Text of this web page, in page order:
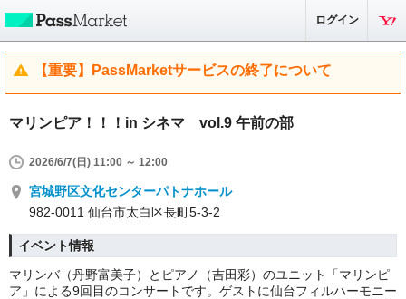
ログイン
【重要】PassMarketサービスの終了について
マリンピア！！！in シネマ vol.9 午前の部
2026/6/7(日) 11:00 ～ 12:00
宮城野区文化センターパトナホール
982-0011 仙台市太白区長町5-3-2
イベント情報
マリンバ（丹野富美子）とピアノ（吉田彩）のユニット「マリンピ
ア」による9回目のコンサートです。ゲストに仙台フィルハーモニー